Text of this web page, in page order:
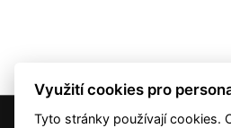
© 2001 — 2026 Copyright CMI News a
Využití cookies pro
Tyto stránky používají cookies.